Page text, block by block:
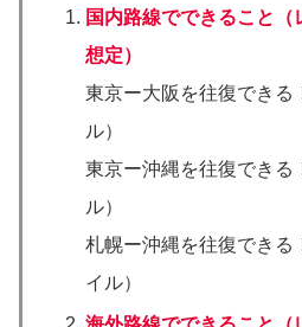
国内路線でできること
想定）
東京ー大阪を往復できる
ル）
東京ー沖縄を往復できる
ル）
札幌ー沖縄を往復できる
イル）